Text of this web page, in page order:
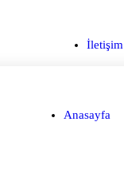
İletişim
Anasayfa